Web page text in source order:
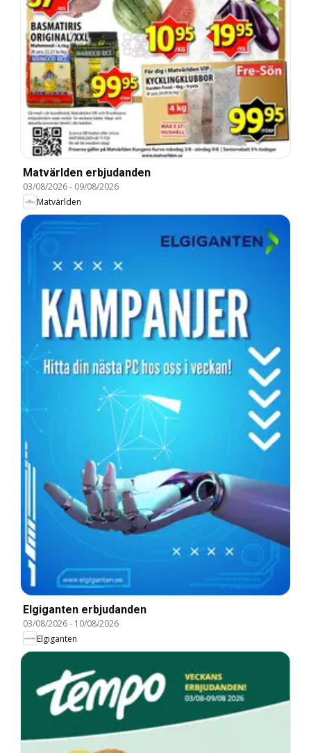
Matvärlden erbjudanden
03/08/2026- 09/08/2026
Matvärlden
Elgiganten erbjudanden
03/08/2026- 10/08/2026
Elgiganten